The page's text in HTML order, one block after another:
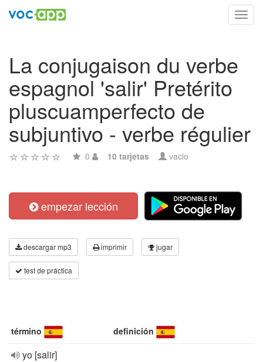
La conjugaison du verbe
espagnol 'salir' Pretérito
pluscuamperfecto de
subjuntivo - verbe régulier
0 10 tarjetas vacio
empezar lección
descargar mp3 imprimir jugar
test de práctica
término definición
yo [salir]